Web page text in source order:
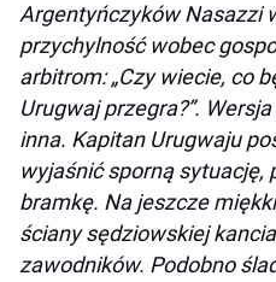
Argentyńczyków Nasazzi
przychylność wobec
arbitrom: „Czy wiecie, co
Urugwaj przegra?”.
inna. Kapitan Urugwaju
wyjaśnić sporną sytuację,
bramkę. Na jeszcze
ściany sędziowskiej
zawodników. Podobno